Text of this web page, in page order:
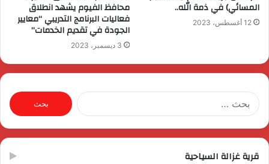
المسائي) في ذمة الله..
12 أغسطس، 2023
محافظ الفيوم يشهد انطلاق
فعاليات البرنامج التدريبي “معايير
الجودة في تقديم الخدمات”
3 ديسمبر، 2023
البحث
عن:
قرية غزالة السياحية